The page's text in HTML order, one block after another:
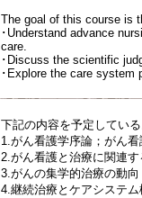
The goal of this course is
･Understand advance
care.
･Discuss the scientific
･Explore the care system
下記の内容を予定している
1.がん看護学序論；がん
2.がん看護と治療に関連
3.がんの集学的治療の動
4.継続治療とケアシステ